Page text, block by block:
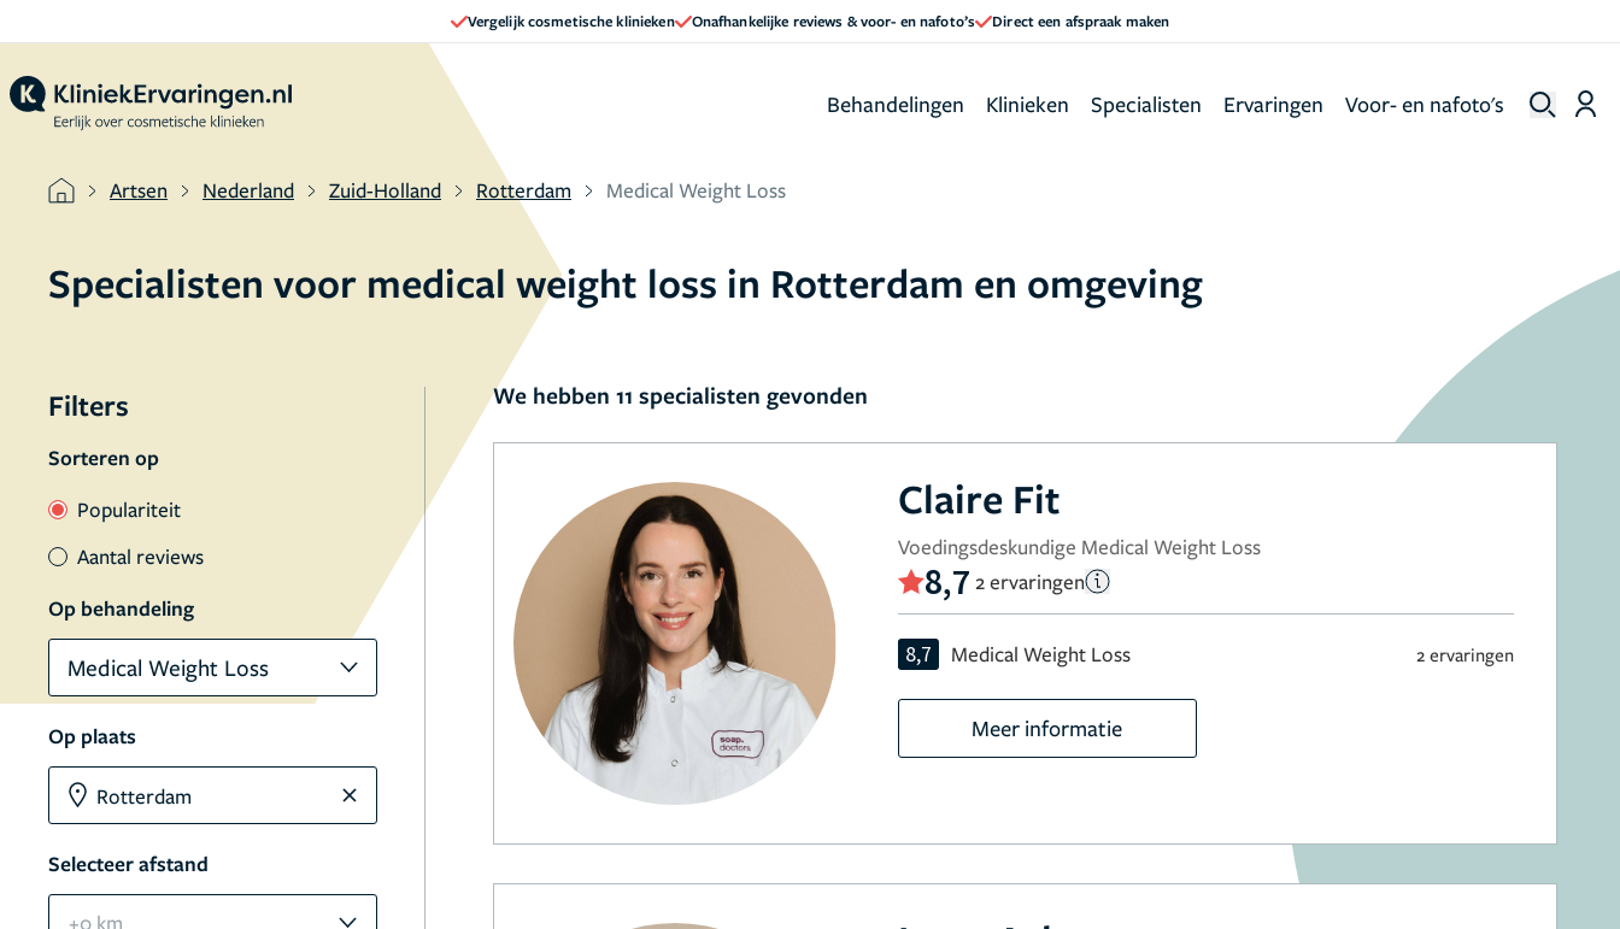
Vergelijk cosmetische klinieken Onafhankelijke reviews & voor- en nafoto’s Direct een afspraak maken
Behandelingen Klinieken Specialisten Ervaringen Voor- en nafoto's
Artsen Nederland Zuid-Holland Rotterdam Medical Weight Loss
Specialisten voor medical weight loss in Rotterdam en omgeving
Filters
Sorteren op
Populariteit
Aantal reviews
Op behandeling
Medical Weight Loss
Op plaats
Selecteer afstand
+0 km
We hebben 11 specialisten gevonden
Claire Fit
Voedingsdeskundige Medical Weight Loss
8,7 2 ervaringen
8,7 Medical Weight Loss 2 ervaringen
Meer informatie